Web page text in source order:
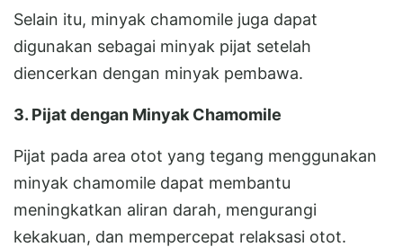
Selain itu, minyak chamomile juga dapat
digunakan sebagai minyak pijat setelah
diencerkan dengan minyak pembawa.
3. Pijat dengan Minyak Chamomile
Pijat pada area otot yang tegang menggunakan
minyak chamomile dapat membantu
meningkatkan aliran darah, mengurangi
kekakuan, dan mempercepat relaksasi otot.